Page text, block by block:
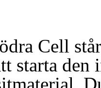
Cell
starta